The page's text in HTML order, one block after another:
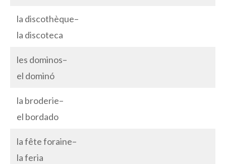
la discothèque–
la discoteca
les dominos–
el dominó
la broderie–
el bordado
la fête foraine–
la feria